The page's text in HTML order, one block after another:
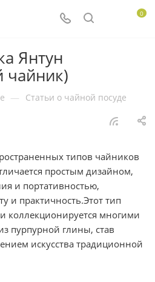
0
Янтун
чайник)
— Статьи о чайной посуде
типов чайников
простым дизайном,
и портативностью,
и практичность.Этот тип
коллекционируется многими
пурпурной глины, став
искусства традиционной